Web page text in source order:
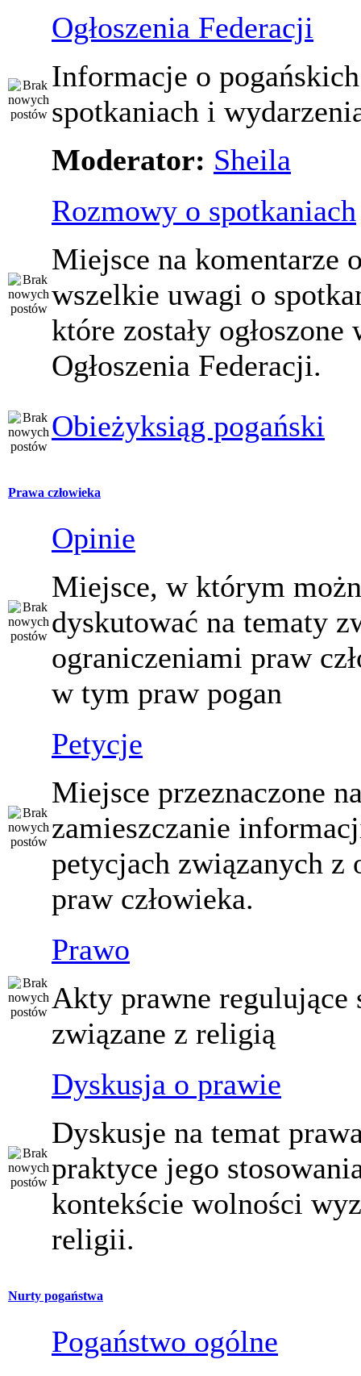
Ogłoszenia Federacji
Informacje o pogańskich
spotkaniach i
Moderator: Sheila
Rozmowy o spotkaniach
Miejsce na komentarze
wszelkie uwagi o
które zostały ogłoszone
Ogłoszenia Federacji.
Obieżyksiąg pogański
Prawa człowieka
Opinie
Miejsce, w którym
dyskutować na tematy
ograniczeniami praw
w tym praw pogan
Petycje
Miejsce przeznaczone
zamieszczanie
petycjach związanych z
praw człowieka.
Prawo
Akty prawne regulujące
związane z religią
Dyskusja o prawie
Dyskusje na temat
praktyce jego
kontekście wolności
religii.
Nurty pogaństwa
Pogaństwo ogólne